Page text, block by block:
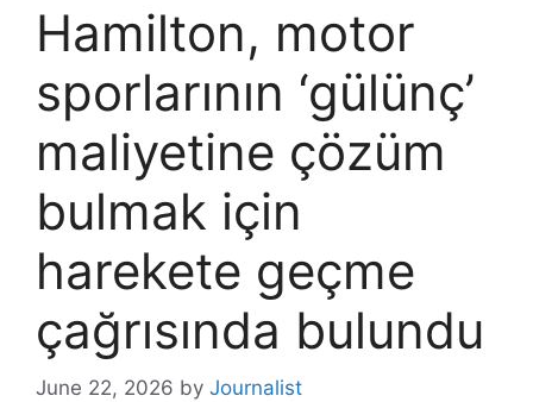
Hamilton, motor
sporlarının ‘gülünç’
maliyetine çözüm
bulmak için
harekete geçme
çağrısında bulundu
June 22, 2026 by Journalist